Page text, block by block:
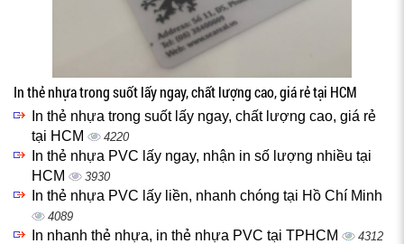
In thẻ nhựa trong suốt lấy ngay, chất lượng cao, giá rẻ tại HCM
In thẻ nhựa trong suốt lấy ngay, chất lượng cao, giá rẻ
tại HCM
4220
In thẻ nhựa PVC lấy ngay, nhận in số lượng nhiều tại
HCM
3930
In thẻ nhựa PVC lấy liền, nhanh chóng tại Hồ Chí Minh
4089
In nhanh thẻ nhựa, in thẻ nhựa PVC tại TPHCM 4312